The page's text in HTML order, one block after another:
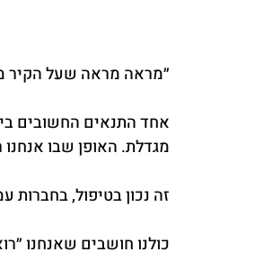
״מראה מראה שעל הקיר
אחד התנאים החשובים
מגדלת. האופן שבו
זה נכון בטיפול, בחברות
כולנו חושבים שאנחנו